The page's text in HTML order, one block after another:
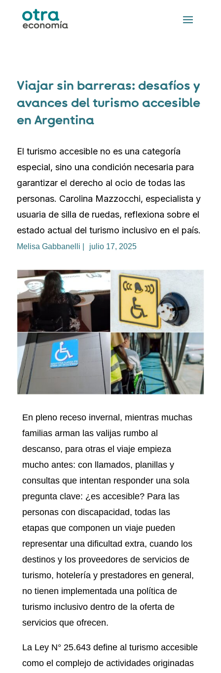
Viajar sin barreras: desafíos y
avances del turismo accesible
en Argentina
El turismo accesible no es una categoría
especial, sino una condición necesaria para
garantizar el derecho al ocio de todas las
personas. Carolina Mazzocchi, especialista y
usuaria de silla de ruedas, reflexiona sobre el
estado actual del turismo inclusivo en el país.
Melisa Gabbanelli | julio 17, 2025
En pleno receso invernal, mientras muchas
familias arman las valijas rumbo al
descanso, para otras el viaje empieza
mucho antes: con llamados, planillas y
consultas que intentan responder una sola
pregunta clave: ¿es accesible? Para las
personas con discapacidad, todas las
etapas que componen un viaje pueden
representar una dificultad extra, cuando los
destinos y los proveedores de servicios de
turismo, hotelería y prestadores en general,
no tienen implementada una política de
turismo inclusivo dentro de la oferta de
servicios que ofrecen.
La Ley N° 25.643 define al turismo accesible
como el complejo de actividades originadas